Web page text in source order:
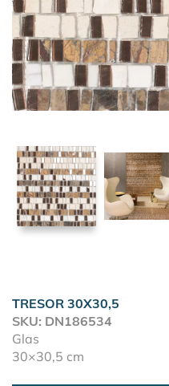
TRESOR 30X30,5
SKU: DN186534
Glas
30×30,5 cm